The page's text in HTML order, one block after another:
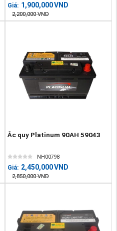
Giá: 1,900,000VND
2,200,000 VND
Ắc quy Platinum 90AH 59043
NH00798
Giá: 2,450,000VND
2,850,000 VND